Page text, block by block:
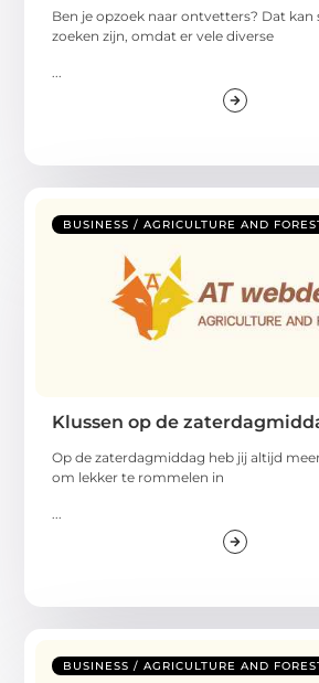
Ben je opzoek naar ontvetters? Dat kan
zoeken zijn, omdat er vele diverse
BUSINESS / AGRICULTURE AND
Klussen op de
Op de zaterdagmiddag heb jij altijd
om lekker te rommelen in
BUSINESS / AGRICULTURE AND